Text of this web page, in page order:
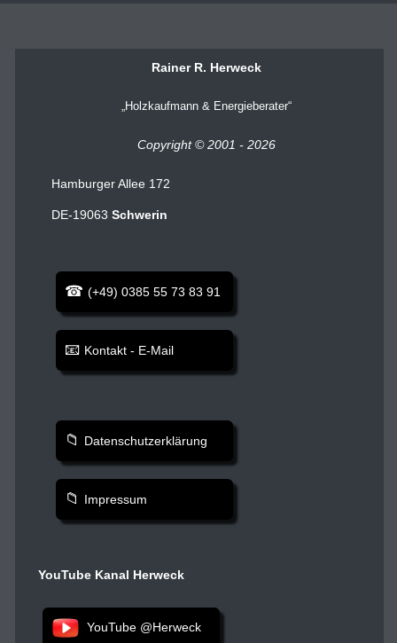
Rainer R. Herweck
Holzkaufmann & Energieberater
Copyright © 2001 - 2026
Hamburger Allee 172
DE-19063 Schwerin
(+49) 0385 55 73 83 91
Kontakt - E-Mail
Datenschutzerklärung
Impressum
YouTube Kanal Herweck
YouTube @Herweck